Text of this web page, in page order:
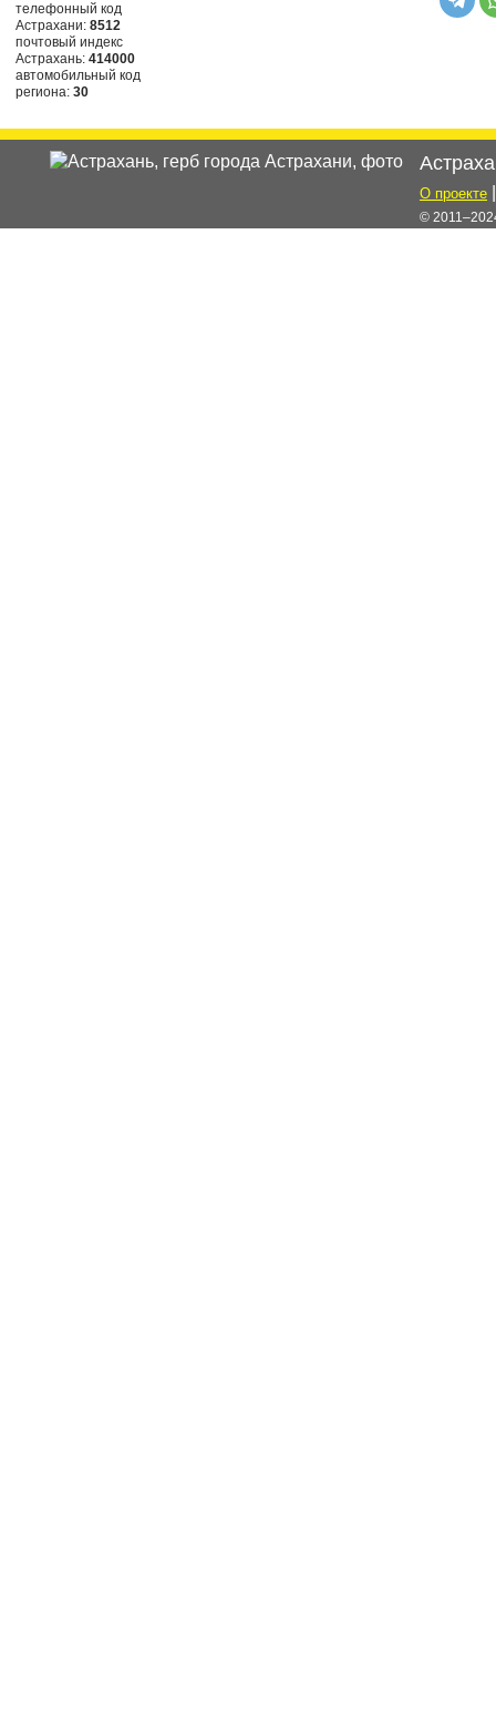
телефонный код
Астрахани: 8512
почтовый индекс
Астрахань: 414000
автомобильный код
региона: 30
О проекте
©